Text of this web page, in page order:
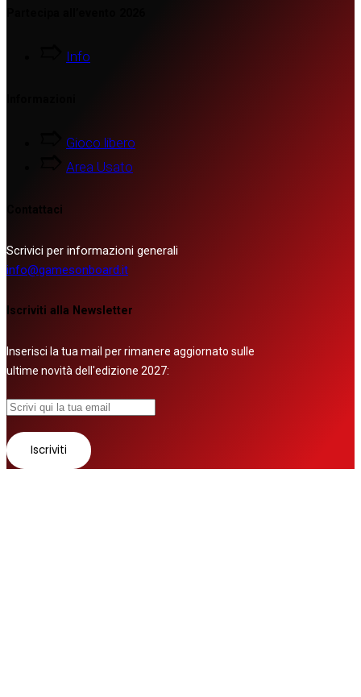
Info
Gioco libero
Area Usato
Contattaci
Scrivici per informazioni generali
info@gamesonboard.it
Iscriviti alla Newsletter
Inserisci la tua mail per rimanere aggiornato sulle
ultime novità dell'edizione 2027: